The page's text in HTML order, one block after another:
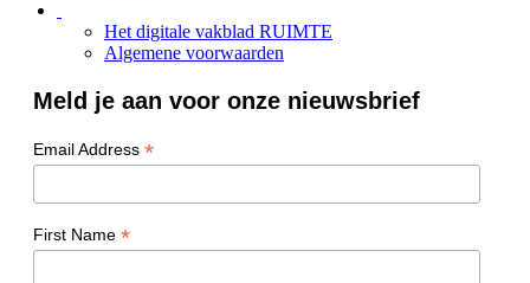
Het digitale vakblad RUIMTE
Algemene voorwaarden
Meld je aan voor onze nieuwsbrief
Email Address *
First Name *